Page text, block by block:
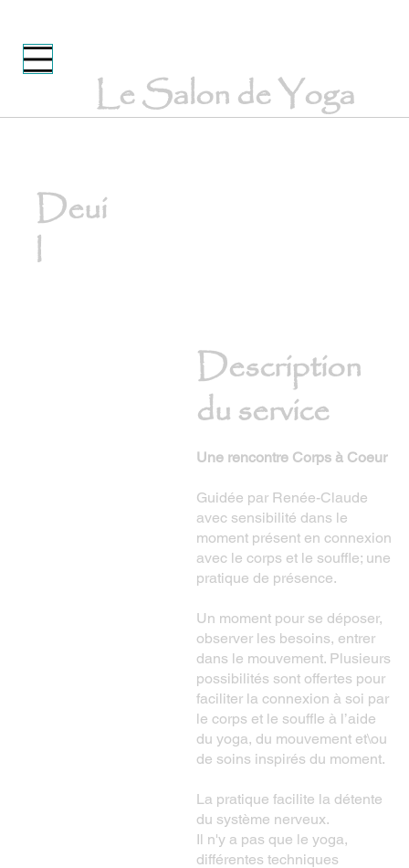
Le Salon de Yoga
Deui
l
Description
du service
Une rencontre Corps à Coeur
Guidée par Renée-Claude
avec sensibilité dans le
moment présent en connexion
avec le corps et le souffle; une
pratique de présence.
Un moment pour se déposer,
observer les besoins, entrer
dans le mouvement. Plusieurs
possibilités sont offertes pour
faciliter la connexion à soi par
le corps et le souffle à l’aide
du yoga, du mouvement et\ou
de soins inspirés du moment.
La pratique facilite la détente
du système nerveux.
Il n'y a pas que le yoga,
différentes techniques